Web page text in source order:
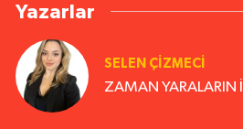
Yazarlar
SELEN ÇİZMECİ
ZAMAN YARALARIN